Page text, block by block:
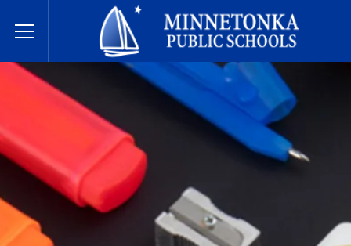
Toggle Menu
Escuelas Públicas de Minnetonka